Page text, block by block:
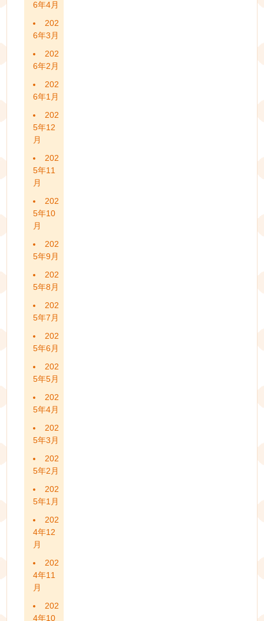
6年4月
202
6年3月
202
6年2月
202
6年1月
202
5年12
月
202
5年11
月
202
5年10
月
202
5年9月
202
5年8月
202
5年7月
202
5年6月
202
5年5月
202
5年4月
202
5年3月
202
5年2月
202
5年1月
202
4年12
月
202
4年11
月
202
4年10